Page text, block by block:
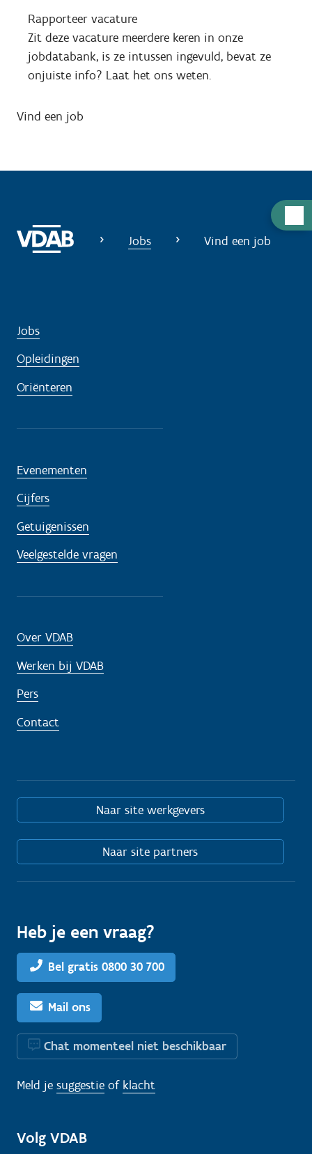
u
Rapporteer vacature
Zit deze vacature meerdere keren in onze
jobdatabank, is ze intussen ingevuld, bevat ze
onjuiste info? Laat het ons weten.
Vind een job
Jobs Vind een job
Jobs
Opleidingen
Oriënteren
Evenementen
Cijfers
Getuigenissen
Veelgestelde vragen
Over VDAB
Werken bij VDAB
Pers
Contact
Naar site werkgevers
Naar site partners
Heb je een vraag?
Bel gratis 0800 30 700
Mail ons
Chat momenteel niet beschikbaar
Meld je suggestie of klacht
Volg VDAB